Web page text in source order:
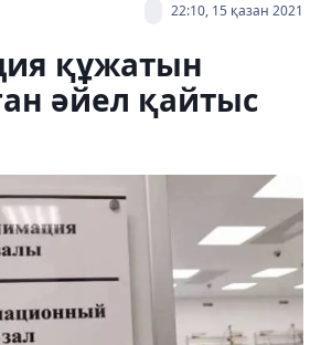
22:10, 15 қазан 2021
құжатын
әйел қайтыс